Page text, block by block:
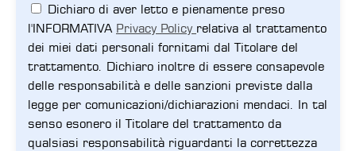
Dichiaro di aver letto e pienamente preso
l'INFORMATIVA Privacy Policy relativa al trattamento
dei miei dati personali fornitami dal Titolare del
trattamento. Dichiaro inoltre di essere consapevole
delle responsabilità e delle sanzioni previste dalla
legge per comunicazioni/dichiarazioni mendaci. In tal
senso esonero il Titolare del trattamento da
qualsiasi responsabilità riguardanti la correttezza